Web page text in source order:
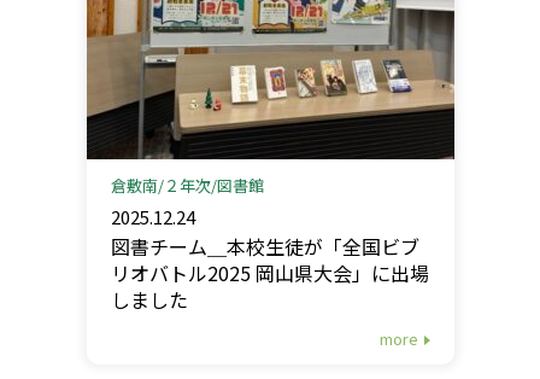
倉敷南 ２年次 図書館
2025.12.24
図書チーム＿本校生徒が「全国ビブ
リオバトル2025 岡山県大会」に出場
しました
more